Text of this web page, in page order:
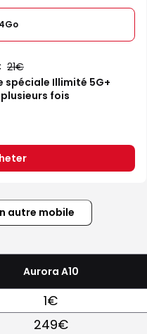
21
Illimité 5G+
fois
autre mobile
Aurora A10
1€
249€